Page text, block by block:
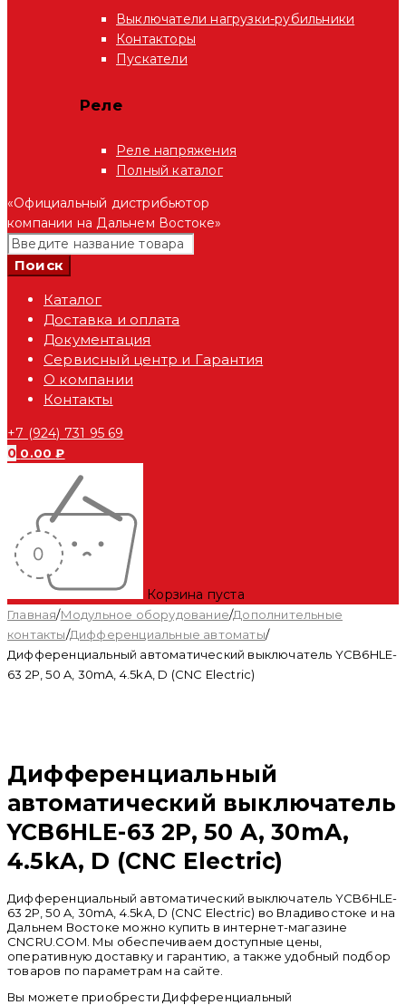
Выключатели нагрузки-рубильники
Контакторы
Пускатели
Реле
Реле напряжения
Полный каталог
«Официальный дистрибьютор
компании на Дальнем Востоке»
Каталог
Доставка и оплата
Документация
Сервисный центр и Гарантия
О компании
Контакты
+7 (924) 731 95 69
0 0.00₽
Корзина пуста
Главная/Модульное оборудование/Дополнительные
контакты/Дифференциальные автоматы/
Дифференциальный автоматический выключатель YCB6HLE-
63 2P, 50 A, 30mA, 4.5kA, D (CNC Electric)
Дифференциальный
автоматический выключатель
YCB6HLE-63 2P, 50 A, 30mA,
4.5kA, D (CNC Electric)
Дифференциальный автоматический выключатель YCB6HLE-
63 2P, 50 A, 30mA, 4.5kA, D (CNC Electric) во Владивостоке и на
Дальнем Востоке можно купить в интернет-магазине
CNCRU.COM. Мы обеспечиваем доступные цены,
оперативную доставку и гарантию, а также удобный подбор
товаров по параметрам на сайте.
Вы можете приобрести Дифференциальный